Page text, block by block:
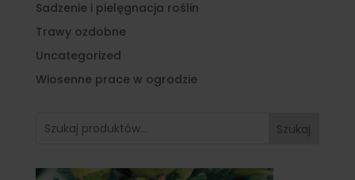
Sadzenie i pielęgnacja roślin
Trawy ozdobne
Uncategorized
Wiosenne prace w ogrodzie
Szukaj